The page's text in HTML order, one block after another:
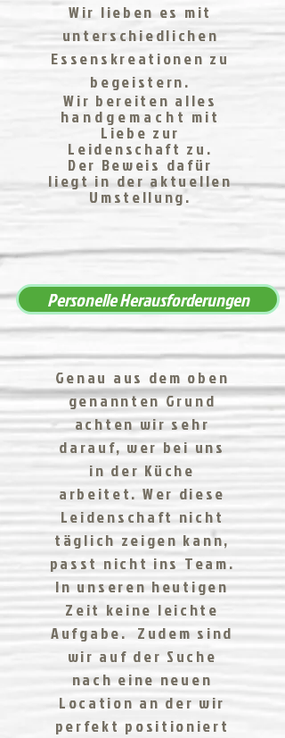
Wir lieben es mit
unterschiedlichen
Essenskreationen zu
begeistern.
Wir bereiten alles
handgemacht mit
Liebe zur
Leidenschaft zu.
Der Beweis dafür
liegt in der aktuellen
Umstellung.
Personelle Herausforderungen
Genau aus dem oben
genannten Grund
achten wir sehr
darauf, wer bei uns
in der Küche
arbeitet. Wer diese
Leidenschaft nicht
täglich zeigen kann,
passt nicht ins Team.
In unseren heutigen
Zeit keine leichte
Aufgabe. Zudem sind
wir auf der Suche
nach eine neuen
Location an der wir
perfekt positioniert